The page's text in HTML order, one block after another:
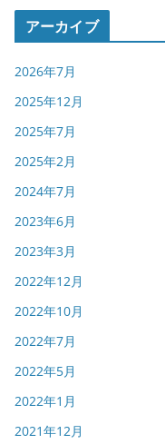
ゴ
アーカイブ
2026年7月
2025年12月
2025年7月
2025年2月
2024年7月
2023年6月
2023年3月
2022年12月
2022年10月
2022年7月
2022年5月
2022年1月
2021年12月